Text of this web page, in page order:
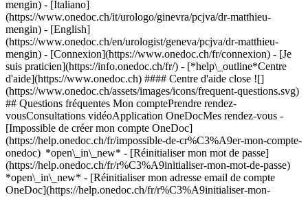
mengin) - [Italiano]
(https://www.onedoc.ch/it/urologo/ginevra/pcjva/dr-matthieu-
mengin) - [English]
(https://www.onedoc.ch/en/urologist/geneva/pcjva/dr-matthieu-
mengin) - [Connexion](https://www.onedoc.ch/fr/connexion) - [Je
suis praticien](https://info.onedoc.ch/fr/) - [*help\_outline*Centre
d'aide](https://www.onedoc.ch) #### Centre d'aide close ![]
(https://www.onedoc.ch/assets/images/icons/frequent-questions.svg)
## Questions fréquentes Mon comptePrendre rendez-
vousConsultations vidéoApplication OneDocMes rendez-vous -
[Impossible de créer mon compte OneDoc]
(https://help.onedoc.ch/fr/impossible-de-cr%C3%A9er-mon-compte-
onedoc) *open\_in\_new* - [Réinitialiser mon mot de passe]
(https://help.onedoc.ch/fr/r%C3%A9initialiser-mon-mot-de-passe)
*open\_in\_new* - [Réinitialiser mon adresse email de compte
OneDoc](https://help.onedoc.ch/fr/r%C3%A9initialiser-mon-